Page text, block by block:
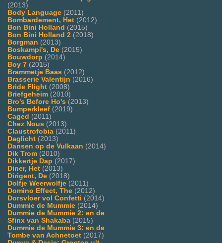
(2013)
Body Language (2011)
Bombardement, Het (2012)
Bon Bini Holland (2015)
Bon Bini Holland 2 (2018)
Borgman (2013)
Boskampi's, De (2015)
Bouwdorp (2014)
Boy 7 (2015)
Brammetje Baas (2012)
Brasserie Valentijn (2016)
Bride Flight (2008)
Briefgeheim (2010)
Bro's Before Ho's (2013)
Bumperkleef (2019)
Caged (2011)
Chez Nous (2013)
Claustrofobia (2011)
Daglicht (2013)
Dansen op de Vulkaan (2014)
Dik Trom (2010)
Dikkertje Dap (2017)
Diner, Het (2013)
Dirigent, De (2018)
Dolfje Weerwolfje (2011)
Domino Effect, The (2012)
Dorsvloer vol Confetti (2014)
Dummie de Mummie (2014)
Dummie de Mummie 2: en de
Sfinx van Shakaba (2015)
Dummie de Mummie 3: en de
Tombe van Achnetoet (2017)